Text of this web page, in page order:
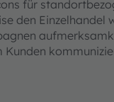
für
den Einzelhandel